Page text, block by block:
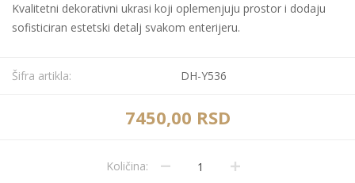
Kvalitetni dekorativni ukrasi koji oplemenjuju prostor i dodaju
sofisticiran estetski detalj svakom enterijeru.
Šifra artikla: DH-Y536
7450,00 RSD
Količina: